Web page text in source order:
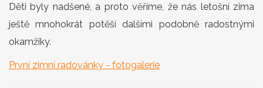
Děti byly nadšené, a proto věříme, že nás letošní zima
ještě mnohokrát potěší dalšími podobně radostnými
okamžiky.
První zimní radovánky - fotogalerie